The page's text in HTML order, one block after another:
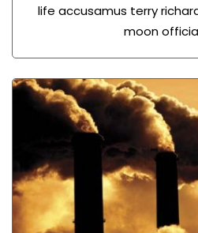
life accusamus terry
moon